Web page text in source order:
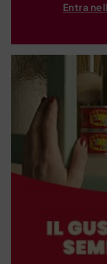
Entra